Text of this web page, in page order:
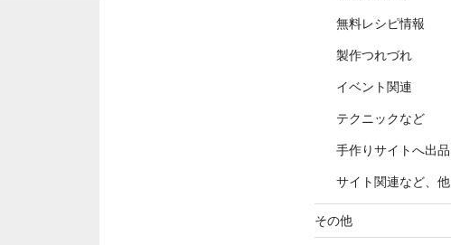
無料レシピ情報
製作つれづれ
イベント関連
テクニックなど
手作りサイトへ出品
サイト関連など、他
その他